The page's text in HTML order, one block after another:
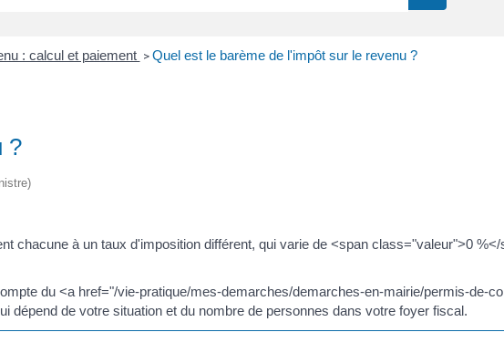
: calcul et paiement > Quel est le barème de l'impôt sur le revenu ?
?
chacune à un taux d'imposition différent, qui varie de <span class="valeur">0
du <a href="/vie-pratique/mes-demarches/demarches-en-mairie/permis-de-
de votre situation et du nombre de personnes dans votre foyer fiscal.